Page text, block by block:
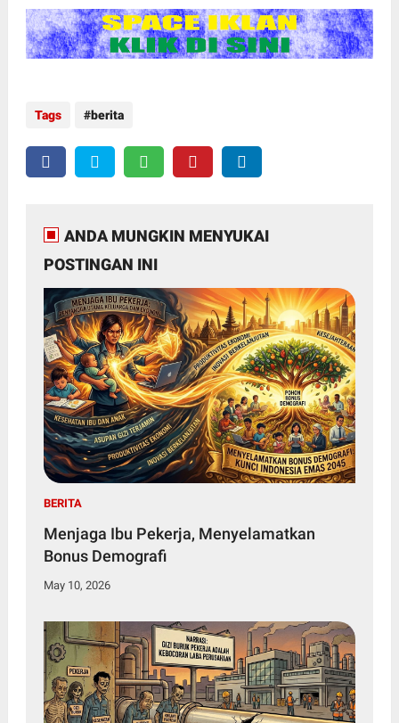
Tags berita
ANDA MUNGKIN MENYUKAI
POSTINGAN INI
BERITA
Menjaga Ibu Pekerja, Menyelamatkan
Bonus Demografi
May 10, 2026